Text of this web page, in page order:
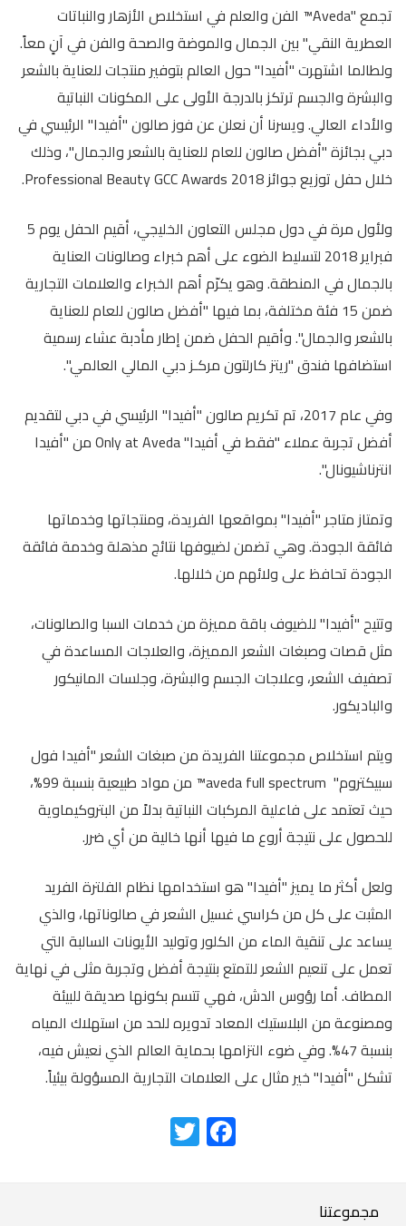
تجمع "Aveda™ الفن والعلم في استخلاص الأزهار والنباتات
العطرية النقي" بين الجمال والموضة والصحة والفن في آنٍ معاً.
ولطالما اشتهرت "أفيدا" حول العالم بتوفير منتجات للعناية بالشعر
والبشرة والجسم ترتكز بالدرجة الأولى على المكونات النباتية
والأداء العالي. ويسرنا أن نعلن عن فوز صالون "أفيدا" الرئيسي في
دبي بجائزة "أفضل صالون للعام للعناية بالشعر والجمال"، وذلك
خلال حفل توزيع جوائز Professional Beauty GCC Awards 2018.
ولأول مرة في دول مجلس التعاون الخليجي، أقيم الحفل يوم 5
فبراير 2018 لتسليط الضوء على أهم خبراء وصالونات العناية
بالجمال في المنطقة. وهو يكرّم أهم الخبراء والعلامات التجارية
ضمن 15 فئة مختلفة، بما فيها "أفضل صالون للعام للعناية
بالشعر والجمال". وأقيم الحفل ضمن إطار مأدبة عشاء رسمية
استضافها فندق "ريتز كارلتون مركـز دبي المالي العالمي".
وفي عام 2017، تم تكريم صالون "أفيدا" الرئيسي في دبي لتقديم
أفضل تجربة عملاء "فقط في أفيدا" Only at Aveda من "أفيدا
انترناشيونال".
وتمتاز متاجر "أفيدا" بمواقعها الفريدة، ومنتجاتها وخدماتها
فائقة الجودة. وهي تضمن لضيوفها نتائج مذهلة وخدمة فائقة
الجودة تحافظ على ولائهم من خلالها.
وتتيح "أفيدا" للضيوف باقة مميزة من خدمات السبا والصالونات،
مثل قصات وصبغات الشعر المميزة، والعلاجات المساعدة في
تصفيف الشعر، وعلاجات الجسم والبشرة، وجلسات المانيكور
والباديكور.
ويتم استخلاص مجموعتنا الفريدة من صبغات الشعر "أفيدا فول
سبيكتروم" aveda full spectrum™ من مواد طبيعية بنسبة 99%،
حيث تعتمد على فاعلية المركبات النباتية بدلاً من البتروكيماوية
للحصول على نتيجة أروع ما فيها أنها خالية من أي ضرر.
ولعل أكثر ما يميز "أفيدا" هو استخدامها نظام الفلترة الفريد
المثبت على كل من كراسي غسيل الشعر في صالوناتها، والذي
يساعد على تنقية الماء من الكلور وتوليد الأيونات السالبة التي
تعمل على تنعيم الشعر للتمتع بنتيجة أفضل وتجربة مثلى في نهاية
المطاف. أما رؤوس الدش، فهي تتسم بكونها صديقة للبيئة
ومصنوعة من البلاستيك المعاد تدويره للحد من استهلاك المياه
بنسبة 47%. وفي ضوء التزامها بحماية العالم الذي نعيش فيه،
تشكل "أفيدا" خير مثال على العلامات التجارية المسؤولة بيئياً.
FACEBOOK
Our
مجموعتنا